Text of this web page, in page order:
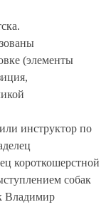
(элементы
инструктор по
короткошерстной
собак
Владимир